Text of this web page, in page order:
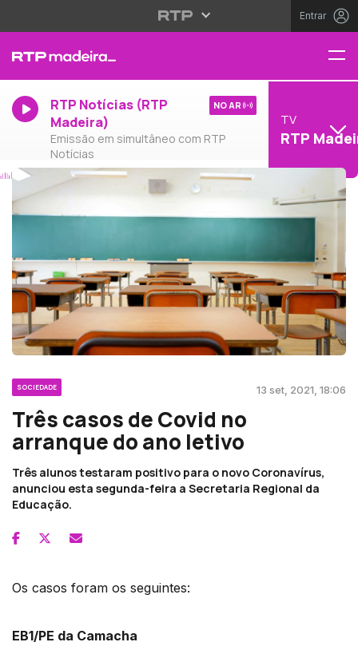
Entrar
RTP Notícias (RTP
Madeira)
Emissão em simultâneo com RTP
Notícias
NO AR
TV
RTP
SOCIEDADE 13 set, 2021, 18:06
Três casos de Covid no
arranque do ano letivo
Três alunos testaram positivo para o novo Coronavírus,
anunciou esta segunda-feira a Secretaria Regional da
Educação.
Os casos foram os seguintes:
EB1/PE da Camacha